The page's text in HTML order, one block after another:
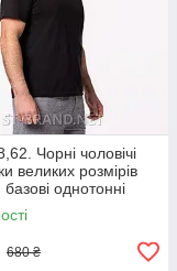
Чорні чоловічі
великих розмірів
однотонні
680 ₴